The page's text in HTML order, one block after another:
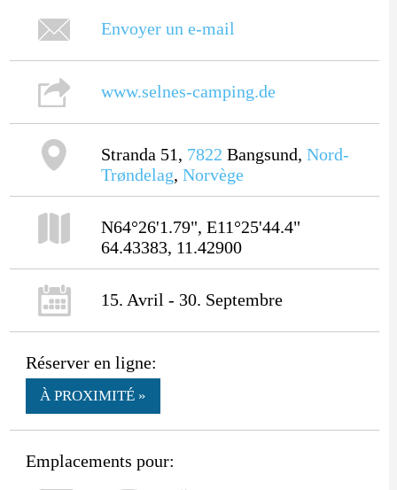
Envoyer un e-mail
www.selnes-camping.de
Stranda 51, 7822 Bangsund, Nord-
Trøndelag, Norvège
N64°26'1.79", E11°25'44.4"
64.43383, 11.42900
15. Avril - 30. Septembre
Réserver en ligne:
À PROXIMITÉ »
Emplacements pour: